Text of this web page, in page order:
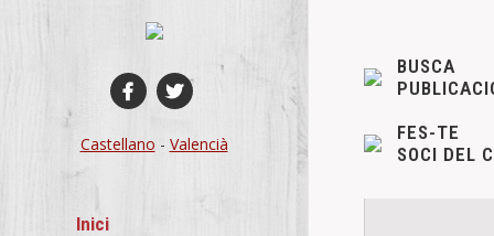
Castellano - Valencià
Inici
BUSCA
FES-TE
SOCI DEL